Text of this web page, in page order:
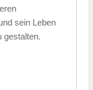
sein Leben
gestalten.